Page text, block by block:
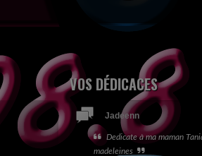
VOS DÉDICACES
Jadeenn
Dedicate à ma maman
madeleines